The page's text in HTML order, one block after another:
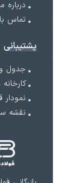
درباره
تماس
پشتیبانی
جدول
نقشه